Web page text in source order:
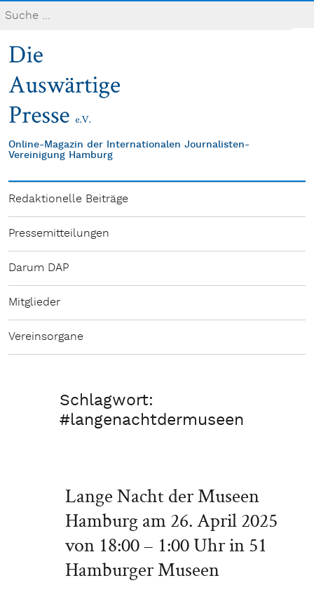
Online-Magazin der Internationalen Journalisten-
Vereinigung Hamburg
Redaktionelle Beiträge
Pressemitteilungen
Darum DAP
Mitglieder
Vereinsorgane
Schlagwort:
#langenachtdermuseen
Lange Nacht der Museen
Hamburg am 26. April 2025
von 18:00 – 1:00 Uhr in 51
Hamburger Museen